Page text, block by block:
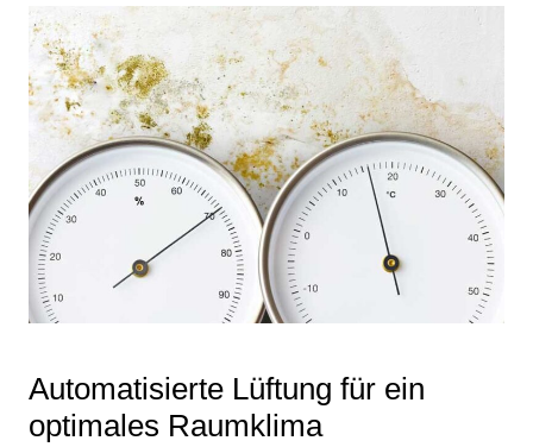
Automatisierte Lüftung für ein
optimales Raumklima